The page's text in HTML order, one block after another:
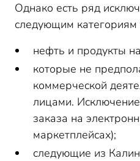
Однако есть ряд
следующим категориям
нефть и продукты
которые не
коммерческой
лицами.
заказа на
маркетплейсах);
следующие из